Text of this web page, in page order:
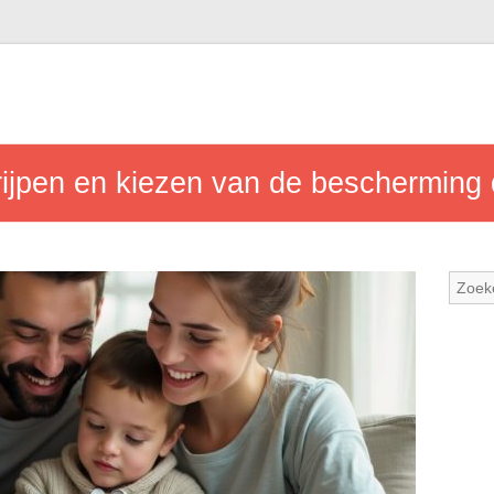
en kiezen van de bescherming